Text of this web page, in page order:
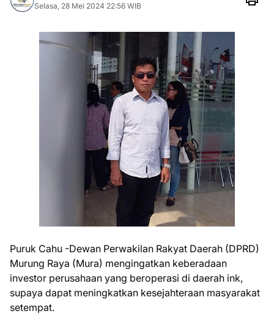
Selasa, 28 Mei 2024 22:56 WIB
Puruk Cahu -Dewan Perwakilan Rakyat Daerah (DPRD)
Murung Raya (Mura) mengingatkan keberadaan
investor perusahaan yang beroperasi di daerah ink,
supaya dapat meningkatkan kesejahteraan masyarakat
setempat.